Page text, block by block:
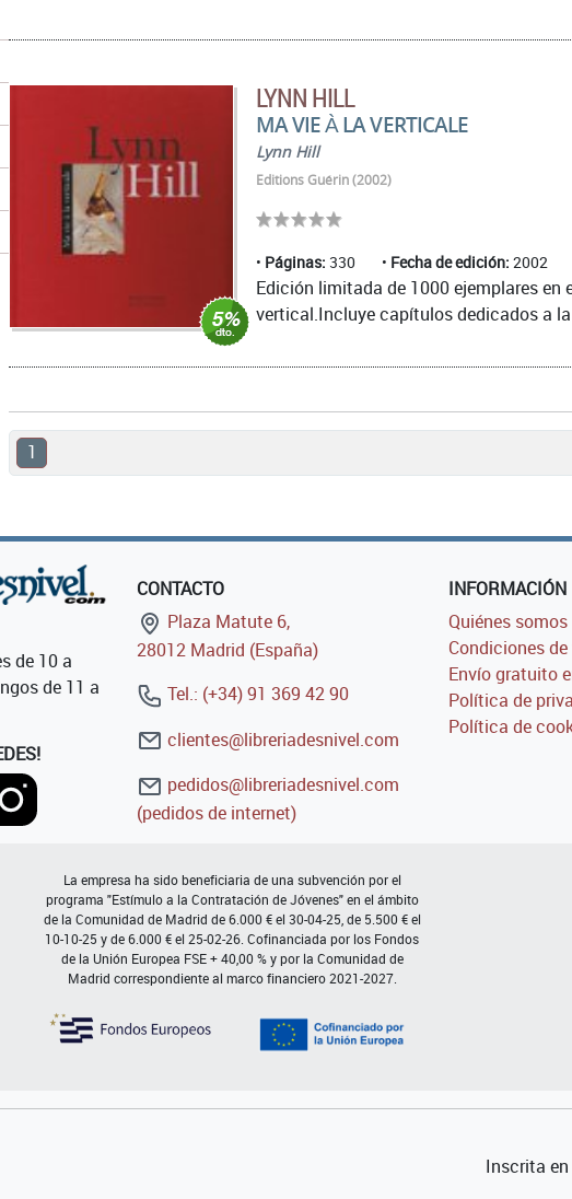
LYNN HILL
MA VIE À LA VERTICALE
Lynn Hill
Editions Guérin (2002)
Páginas: 330 Fecha de edición: 2002
Edición limitada de 1000 ejemplares
vertical.Incluye capítulos dedicados a
1
de 10 a
de 11 a
CONTACTO
Plaza Matute 6,
28012 Madrid (España)
Tel.: (+34) 91 369 42 90
clientes@libreriadesnivel.com
pedidos@libreriadesnivel.com
(pedidos de internet)
INFORMACIÓN
Quiénes somos
Condiciones
Envío gratuito
Política de
Política de
La empresa ha sido beneficiaria de una subvención por el
programa "Estímulo a la Contratación de Jóvenes" en el ámbito
de la Comunidad de Madrid de 6.000 € el 30-04-25, de 5.500 € el
10-10-25 y de 6.000 € el 25-02-26. Cofinanciada por los Fondos
de la Unión Europea FSE + 40,00 % y por la Comunidad de
Madrid correspondiente al marco financiero 2021-2027.
Inscrita